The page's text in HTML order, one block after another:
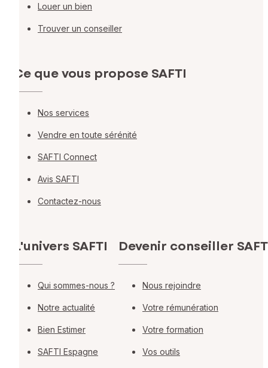
Louer un bien
Trouver un conseiller
Ce que vous propose SAFTI
Nos services
Vendre en toute sérénité
SAFTI Connect
Avis SAFTI
Contactez-nous
L'univers SAFTI
Qui sommes-nous ?
Notre actualité
Bien Estimer
SAFTI Espagne
Devenir conseiller
Nous rejoindre
Votre rémunération
Votre formation
Vos outils